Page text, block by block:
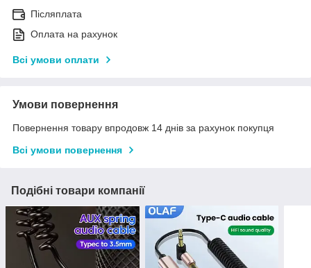
Післяплата
Оплата на рахунок
Всі умови оплати
Умови повернення
Повернення товару впродовж 14 днів за рахунок покупця
Всі умови повернення
Подібні товари компанії